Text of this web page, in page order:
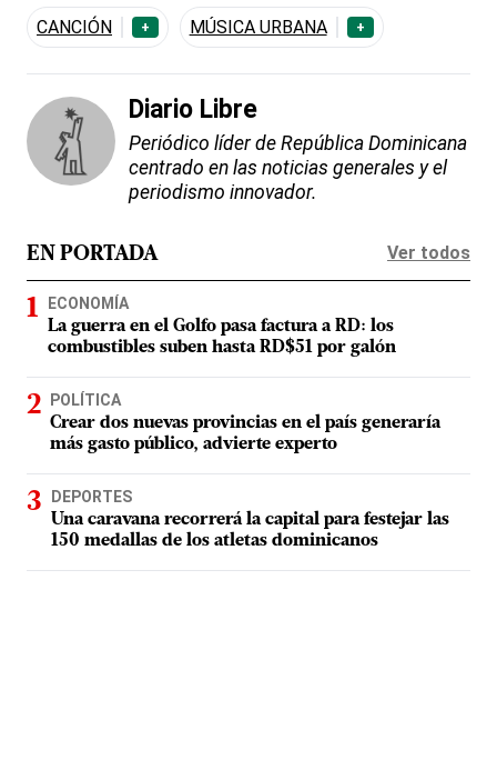
CANCIÓN + MÚSICA URBANA +
Diario Libre
Periódico líder de República Dominicana
centrado en las noticias generales y el
periodismo innovador.
EN PORTADA Ver todos
ECONOMÍA
La guerra en el Golfo pasa factura a RD: los
combustibles suben hasta RD$51 por galón
POLÍTICA
Crear dos nuevas provincias en el país generaría
más gasto público, advierte experto
DEPORTES
Una caravana recorrerá la capital para festejar las
150 medallas de los atletas dominicanos